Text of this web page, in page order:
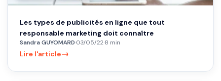
Les types de publicités en ligne que tout
responsable marketing doit connaître
Sandra GUYOMARD·03/05/22·8 min
Lire l'article→